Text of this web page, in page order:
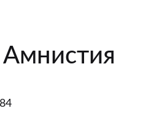
Амнистия